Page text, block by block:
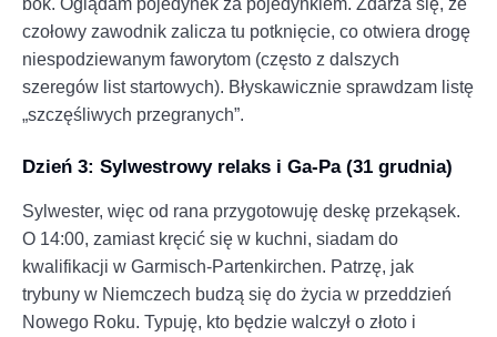
czołowy zawodnik zalicza tu potknięcie, co otwiera drogę
niespodziewanym faworytom (często z dalszych
szeregów list startowych). Błyskawicznie sprawdzam listę
„szczęśliwych przegranych”.
Dzień 3: Sylwestrowy relaks i Ga-Pa (31 grudnia)
Sylwester, więc od rana przygotowuję deskę przekąsek.
O 14:00, zamiast kręcić się w kuchni, siadam do
kwalifikacji w Garmisch-Partenkirchen. Patrzę, jak
trybuny w Niemczech budzą się do życia w przeddzień
Nowego Roku. Typuję, kto będzie walczył o złoto i